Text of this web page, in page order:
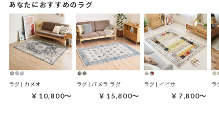
あなたにおすすめのラグ
ラグ | カメオ
￥10,800～
ラグ | パメラ ラグ
￥15,800～
ラグ | イビサ
￥7,800～
ラ